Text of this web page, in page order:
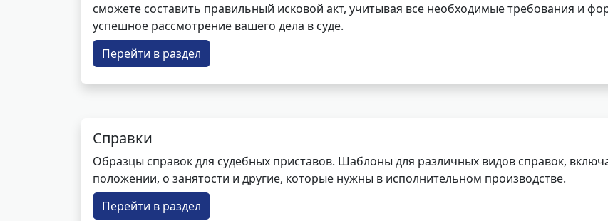
сможете составить правильный исковой акт, учитывая все необходимые требования и
успешное рассмотрение вашего дела в суде.
Перейти в раздел
Справки
Образцы справок для судебных приставов. Шаблоны для различных видов справок,
положении, о занятости и другие, которые нужны в исполнительном производстве.
Перейти в раздел